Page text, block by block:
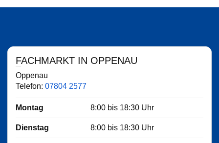
FACHMARKT IN OPPENAU
Oppenau
Telefon: 07804 2577
Montag 8:00 bis 18:30 Uhr
Dienstag 8:00 bis 18:30 Uhr